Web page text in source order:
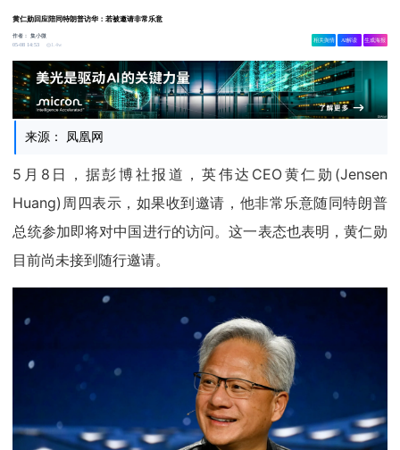
黄仁勋回应陪同特朗普访华：若被邀请非常乐意
作者：集小微
05-08 14:53
1.4w
相关舆情 AI解读 生成海报
来源： 凤凰网
5月8日，据彭博社报道，英伟达CEO黄仁勋(Jensen
Huang)周四表示，如果收到邀请，他非常乐意随同特朗普
总统参加即将对中国进行的访问。这一表态也表明，黄仁勋
目前尚未接到随行邀请。